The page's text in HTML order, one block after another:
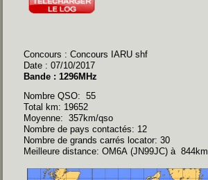
Concours : Concours IARU shf
Date : 07/10/2017
Bande : 1296MHz
Nombre QSO: 55
Total km: 19652
Moyenne: 357km/qso
Nombre de pays contactés: 12
Nombre de grands carrés locator: 30
Meilleure distance: OM6A (JN99JC) à 844km